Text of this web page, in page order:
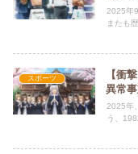
2025年
またも
スポーツ
【衝
異常
2025年
う、